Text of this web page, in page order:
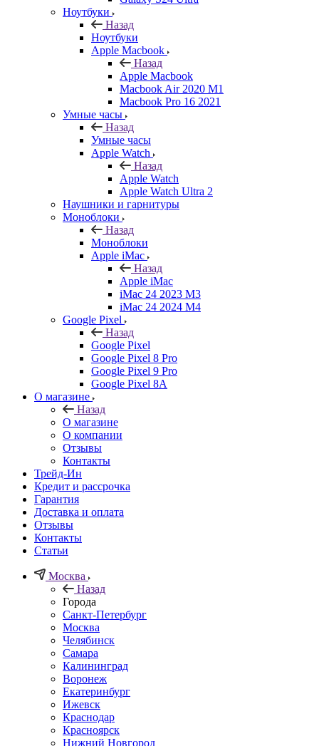
Ноутбуки
Назад
Ноутбуки
Apple Macbook
Назад
Apple Macbook
Macbook Air 2020 M1
Macbook Pro 16 2021
Умные часы
Назад
Умные часы
Apple Watch
Назад
Apple Watch
Apple Watch Ultra 2
Наушники и гарнитуры
Моноблоки
Назад
Моноблоки
Apple iMac
Назад
Apple iMac
iMac 24 2023 M3
iMac 24 2024 M4
Google Pixel
Назад
Google Pixel
Google Pixel 8 Pro
Google Pixel 9 Pro
Google Pixel 8A
О магазине
Назад
О магазине
О компании
Отзывы
Контакты
Трейд-Ин
Кредит и рассрочка
Гарантия
Доставка и оплата
Отзывы
Контакты
Статьи
Москва
Назад
Города
Санкт-Петербург
Москва
Челябинск
Самара
Калининград
Воронеж
Екатеринбург
Ижевск
Краснодар
Красноярск
Нижний Новгород